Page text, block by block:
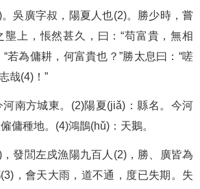
吳廣字叔，陽夏人也(2)。勝少時，嘗
壟上，悵然甚久，曰：“苟富貴，無相
若為傭耕，何富貴也？”勝太息曰：“嗟
哉(4)！”
南方城東。(2)陽夏(jiǎ)：縣名。今河
傭種地。(4)鴻鵲(hǔ)：天鵝。
發閭左戍漁陽九百人(2)，勝、廣皆為
，會天大雨，道不通，度已失期。失